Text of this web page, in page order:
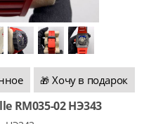
🎁 Хочу в подарок
RM035-02 HЭ343